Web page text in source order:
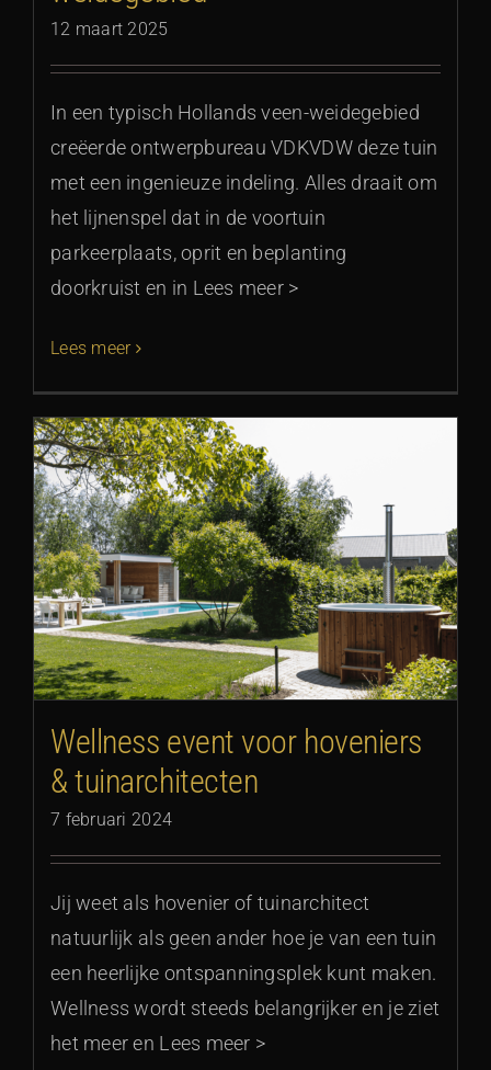
12 maart 2025
In een typisch Hollands veen-weidegebied
creëerde ontwerpbureau VDKVDW deze tuin
met een ingenieuze indeling. Alles draait om
het lijnenspel dat in de voortuin
parkeerplaats, oprit en beplanting
doorkruist en in Lees meer >
Lees meer
Wellness event voor hoveniers
& tuinarchitecten
7 februari 2024
Jij weet als hovenier of tuinarchitect
natuurlijk als geen ander hoe je van een tuin
een heerlijke ontspanningsplek kunt maken.
Wellness wordt steeds belangrijker en je ziet
het meer en Lees meer >